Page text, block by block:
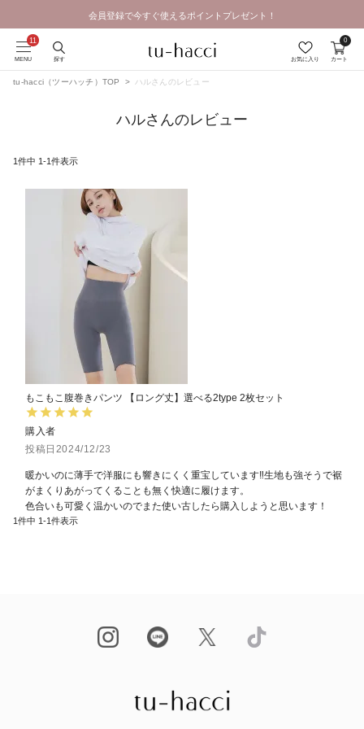
会員登録で今すぐ使えるポイントプレゼント！
MENU 探す お気に入り カート
0
tu-hacci（ツーハッチ）TOP ハルさんのレビュー
ハルさんのレビュー
1件中 1-1件表示
もこもこ腹巻きパンツ 【ロング丈】選べる2type 2枚セット
購入者
投稿日 2024/12/23
暖かいのに薄手で洋服にも響きにくく重宝しています‼︎生地も強そうで裾
がまくりあがってくることも無く快適に履けます。
色合いも可愛く温かいのでまた使い古したら購入しようと思います！
1件中 1-1件表示